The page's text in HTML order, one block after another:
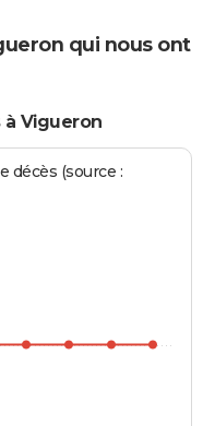
qui nous ont
Vigueron
décès (source :